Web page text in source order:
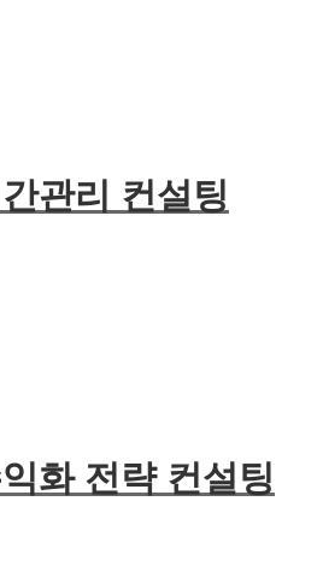
관리 컨설팅
화 전략 컨설팅